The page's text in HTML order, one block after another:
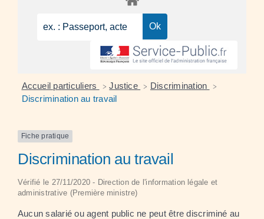
Accueil particuliers > Justice > Discrimination >
Discrimination au travail
Fiche pratique
Discrimination au travail
Vérifié le 27/11/2020 - Direction de l'information légale et
administrative (Première ministre)
Aucun salarié ou agent public ne peut être discriminé au